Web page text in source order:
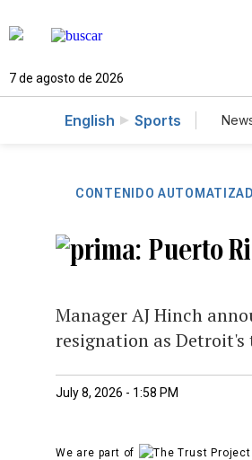
7 de agosto de 2026
English Sports
CONTENIDO
Puerto
Manager AJ Hinch
resignation as
July 8, 2026 - 1:58 PM
We are part of